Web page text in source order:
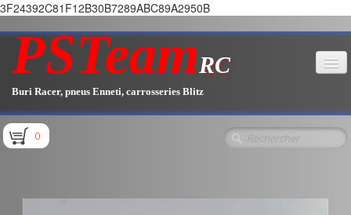
3F24392C81F12B30B7289ABC89A2950B
PSTeamRC
Buri Racer, pneus Enneti, carrosseries Blitz
Accueil
Pièces E1.1 / E1.2
0